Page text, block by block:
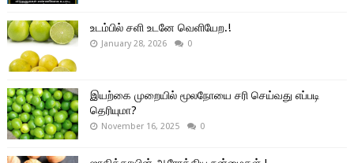
உடம்பில் சளி உடனே வெளியேற.!
January 28, 2026 0
இயற்கை முறையில் மூலநோயை சரி செய்வது எப்படி
தெரியுமா?
November 16, 2025 0